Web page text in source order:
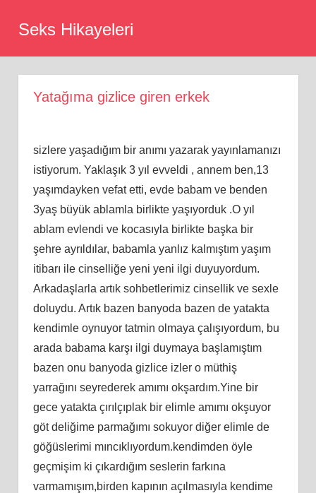
Seks Hikayeleri
Yatağıma gizlice giren erkek
sizlere yaşadığım bir anımı yazarak yayınlamanızı
istiyorum. Yaklaşık 3 yıl evveldi , annem ben,13
yaşımdayken vefat etti, evde babam ve benden
3yaş büyük ablamla birlikte yaşıyorduk .O yıl
ablam evlendi ve kocasıyla birlikte başka bir
şehre ayrıldılar, babamla yanlız kalmıştım yaşım
itibarı ile cinselliğe yeni yeni ilgi duyuyordum.
Arkadaşlarla artık sohbetlerimiz cinsellik ve sexle
doluydu. Artık bazen banyoda bazen de yatakta
kendimle oynuyor tatmin olmaya çalışıyordum, bu
arada babama karşı ilgi duymaya başlamıştım
bazen onu banyoda gizlice izler o müthiş
yarrağını seyrederek amımı okşardım.Yine bir
gece yatakta çırılçıplak bir elimle amımı okşuyor
göt deliğime parmağımı sokuyor diğer elimle de
göğüslerimi mıncıklıyordum.kendimden öyle
geçmişim ki çıkardığım seslerin farkına
varmamışım,birden kapının açılmasıyla kendime